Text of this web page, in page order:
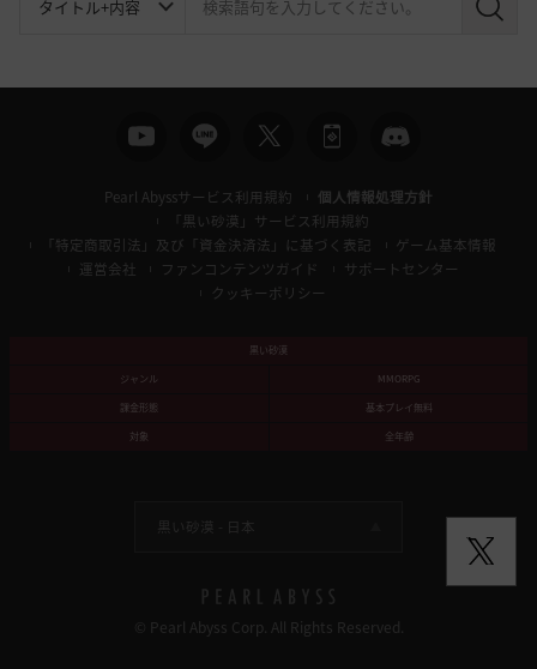
検
Pearl Abyssサービス利用規約
個人情報処理方針
「黒い砂漠」サービス利用規約
「特定商取引法」及び「資金決済法」に基づく表記
ゲーム基本情報
運営会社
ファンコンテンツガイド
サポートセンター
クッキーポリシー
黒い砂漠
ジャンル
MMORPG
課金形態
基本プレイ無料
対象
全年齢
黒い砂漠 - 日本
© Pearl Abyss Corp. All Rights Reserved.